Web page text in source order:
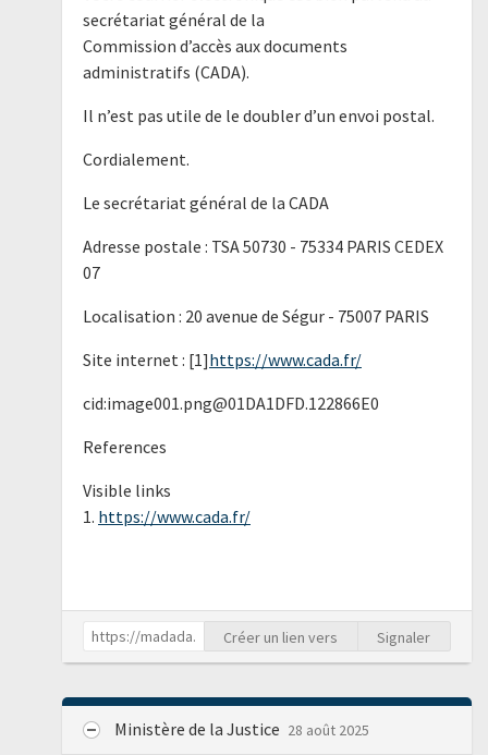
secrétariat général de la
Commission d’accès aux documents
administratifs (CADA).
Il n’est pas utile de le doubler d’un envoi postal.
Cordialement.
Le secrétariat général de la CADA
Adresse postale : TSA 50730 - 75334 PARIS CEDEX
07
Localisation : 20 avenue de Ségur - 75007 PARIS
Site internet : [1]https://www.cada.fr/
cid:image001.png@01DA1DFD.122866E0
References
Visible links
1. https://www.cada.fr/
Créer un lien vers Signaler
Ministère de la Justice 28 août 2025